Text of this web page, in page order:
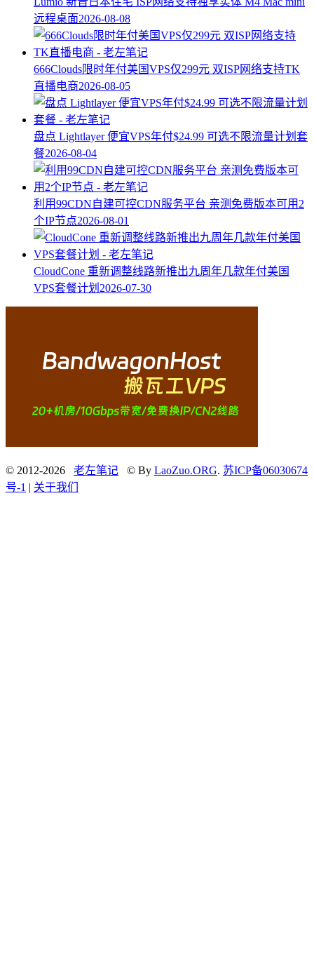
远程桌面2026-08-08
666Clouds限时年付美国VPS仅299元 双ISP网络支持TK
直播电商2026-08-05
盘点 Lightlayer 便宜VPS年付$24.99 可选不限流量计划套
餐2026-08-04
利用99CDN自建可控CDN服务平台 亲测免费版本可用2
个IP节点2026-08-01
CloudCone 重新调整线路新推出九周年几款年付美国
VPS套餐计划 2026-07-30
© 2012-2026 老左笔记 © By LaoZuo.ORG. 苏ICP备06030674
号-1 | 关于我们